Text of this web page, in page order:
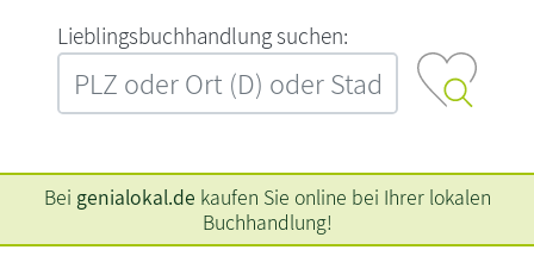
L‍i‍e‍b‍l‍i‍n‍g‍s‍b‍u‍c‍h‍h‍a‍n‍d‍l‍u‍n‍g‍ ‍s‍u‍c‍h‍e‍n‍:‍
Bei genialokal.de kaufen Sie online bei Ihrer lokalen
Buchhandlung!